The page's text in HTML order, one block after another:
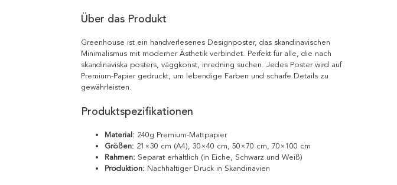
Über das Produkt
Greenhouse ist ein handverlesenes Designposter, das skandinavischen
Minimalismus mit moderner Ästhetik verbindet. Perfekt für alle, die nach
skandinaviska posters, väggkonst, inredning suchen. Jedes Poster wird auf
Premium-Papier gedruckt, um lebendige Farben und scharfe Details zu
gewährleisten.
Produktspezifikationen
Material: 240g Premium-Mattpapier
Größen: 21×30 cm (A4), 30×40 cm, 50×70 cm, 70×100 cm
Rahmen: Separat erhältlich (in Eiche, Schwarz und Weiß)
Produktion: Nachhaltiger Druck in Skandinavien